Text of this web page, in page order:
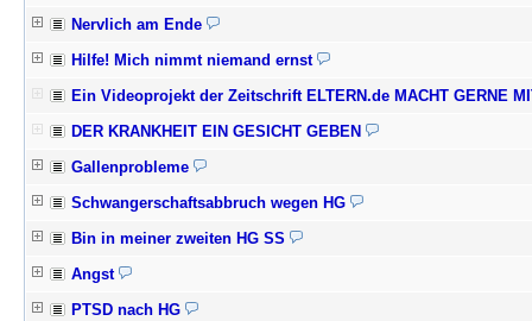
Nervlich am Ende
Hilfe! Mich nimmt niemand ernst
Ein Videoprojekt der Zeitschrift ELTERN.de MACHT GERNE
DER KRANKHEIT EIN GESICHT GEBEN
Gallenprobleme
Schwangerschaftsabbruch wegen HG
Bin in meiner zweiten HG SS
Angst
PTSD nach HG